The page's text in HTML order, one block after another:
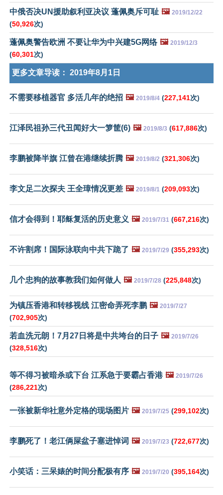
中俄否决UN援助叙利亚决议 蓬佩奥斥可耻 🖼️ 2019/12/22
(50,926次)
蓬佩奥警告欧洲 不要让华为中兴建5G网络 🖼️ 2019/12/3
(60,301次)
更多文章导读： 2019年8月1日
不需要移植器官 多活几年的绝招 🖼️ 2019/8/4 (227,141次)
江泽民祖孙三代丑闻好大一箩筐(6) 🖼️ 2019/8/3 (617,886次)
李鹏被降半旗 江曾在港继续折腾 🖼️ 2019/8/2 (321,306次)
李文足二次探夫 王全璋情况更差 🖼️ 2019/8/1 (209,093次)
信才会得到！耶稣复活的历史意义 🖼️ 2019/7/31 (667,216次)
不许割席！国际泳联向中共下跪了 🖼️ 2019/7/29 (355,293次)
几个忠狗的故事教我们如何做人 🖼️ 2019/7/28 (225,848次)
为镇压香港和转移视线 江密命弄死李鹏 🖼️ 2019/7/27
(702,905次)
若血洗元朗！7月27日将是中共垮台的日子 🖼️ 2019/7/26
(328,516次)
等不得习被暗杀或下台 江系急于要霸占香港 🖼️ 2019/7/26
(286,221次)
一张被新华社意外定格的现场图片 🖼️ 2019/7/25 (299,102次)
李鹏死了！老江俩屎盆子塞进悼词 🖼️ 2019/7/23 (722,677次)
小笑话：三呆婊的时间分配极有序 🖼️ 2019/7/20 (395,164次)